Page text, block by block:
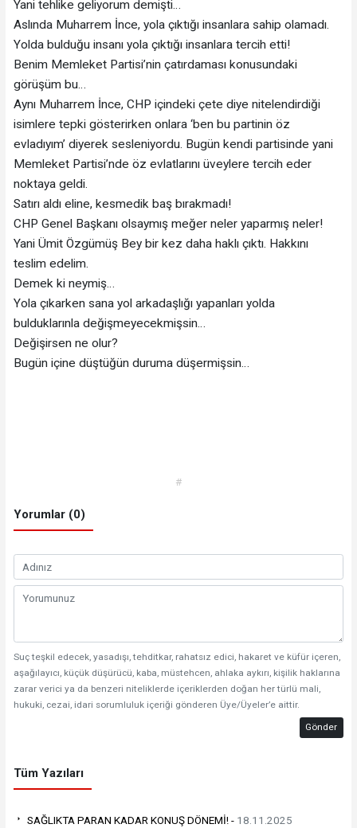
Yani tehlike geliyorum demişti…
Aslında Muharrem İnce, yola çıktığı insanlara sahip olamadı.
Yolda bulduğu insanı yola çıktığı insanlara tercih etti!
Benim Memleket Partisi’nin çatırdaması konusundaki
görüşüm bu…
Aynı Muharrem İnce, CHP içindeki çete diye nitelendirdiği
isimlere tepki gösterirken onlara ‘ben bu partinin öz
evladıyım’ diyerek sesleniyordu. Bugün kendi partisinde yani
Memleket Partisi’nde öz evlatlarını üveylere tercih eder
noktaya geldi.
Satırı aldı eline, kesmedik baş bırakmadı!
CHP Genel Başkanı olsaymış meğer neler yaparmış neler!
Yani Ümit Özgümüş Bey bir kez daha haklı çıktı. Hakkını
teslim edelim.
Demek ki neymiş…
Yola çıkarken sana yol arkadaşlığı yapanları yolda
bulduklarınla değişmeyecekmişsin…
Değişirsen ne olur?
Bugün içine düştüğün duruma düşermişsin…
#
Yorumlar (0)
Suç teşkil edecek, yasadışı, tehditkar, rahatsız edici, hakaret ve küfür içeren,
aşağılayıcı, küçük düşürücü, kaba, müstehcen, ahlaka aykırı, kişilik haklarına
zarar verici ya da benzeri niteliklerde içeriklerden doğan her türlü mali,
hukuki, cezai, idari sorumluluk içeriği gönderen Üye/Üyeler’e aittir.
Gönder
Tüm Yazıları
SAĞLIKTA PARAN KADAR KONUŞ DÖNEMİ! - 18.11.2025